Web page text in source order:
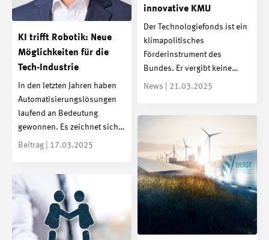
innovative KMU
Der Technologiefonds ist ein
klimapolitisches
Förderinstrument des
Bundes. Er vergibt keine…
News | 21.03.2025
KI trifft Robotik: Neue
Möglichkeiten für die
Tech-Industrie
In den letzten Jahren haben
Automatisierungslösungen
laufend an Bedeutung
gewonnen. Es zeichnet sich…
Beitrag | 17.03.2025